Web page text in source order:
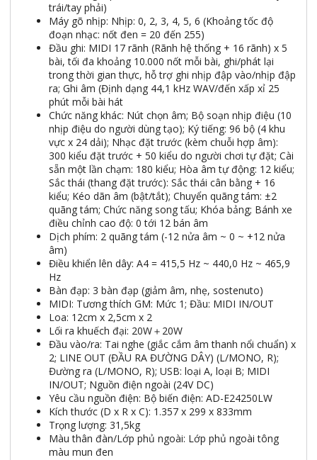
trái/tay phải)
Máy gõ nhịp: Nhịp: 0, 2, 3, 4, 5, 6 (Khoảng tốc độ
đoạn nhạc: nốt đen = 20 đến 255)
Đầu ghi: MIDI 17 rãnh (Rãnh hệ thống + 16 rãnh) x 5
bài, tối đa khoảng 10.000 nốt mỗi bài, ghi/phát lại
trong thời gian thực, hỗ trợ ghi nhịp đập vào/nhịp đập
ra; Ghi âm (Định dạng 44,1 kHz WAV/đến xấp xỉ 25
phút mỗi bài hát
Chức năng khác: Nút chọn âm; Bộ soạn nhịp điệu (10
nhịp điệu do người dùng tạo); Ký tiếng: 96 bộ (4 khu
vực x 24 dải); Nhạc đặt trước (kèm chuỗi hợp âm):
300 kiểu đặt trước + 50 kiểu do người chơi tự đặt; Cài
sẵn một lần chạm: 180 kiểu; Hòa âm tự động: 12 kiểu;
Sắc thái (thang đặt trước): Sắc thái cân bằng + 16
kiểu; Kéo dãn âm (bật/tắt); Chuyển quãng tám: ±2
quãng tám; Chức năng song tấu; Khóa bảng; Bánh xe
điều chỉnh cao độ: 0 tới 12 bán âm
Dịch phím: 2 quãng tám (-12 nửa âm ~ 0 ~ +12 nửa
âm)
Điều khiển lên dây: A4 = 415,5 Hz ~ 440,0 Hz ~ 465,9
Hz
Bàn đạp: 3 bàn đạp (giảm âm, nhẹ, sostenuto)
MIDI: Tương thích GM: Mức 1; Đầu: MIDI IN/OUT
Loa: 12cm x 2,5cm x 2
Lối ra khuếch đại: 20W＋20W
Đầu vào/ra: Tai nghe (giắc cắm âm thanh nổi chuẩn) x
2; LINE OUT (ĐẦU RA ĐƯỜNG DÂY) (L/MONO, R);
Đường ra (L/MONO, R); USB: loại A, loại B; MIDI
IN/OUT; Nguồn điện ngoài (24V DC)
Yêu cầu nguồn điện: Bộ biến điện: AD-E24250LW
Kích thước (D x R x C): 1.357 x 299 x 833mm
Trọng lượng: 31,5kg
Màu thân đàn/Lớp phủ ngoài: Lớp phủ ngoài tông
màu mun đen